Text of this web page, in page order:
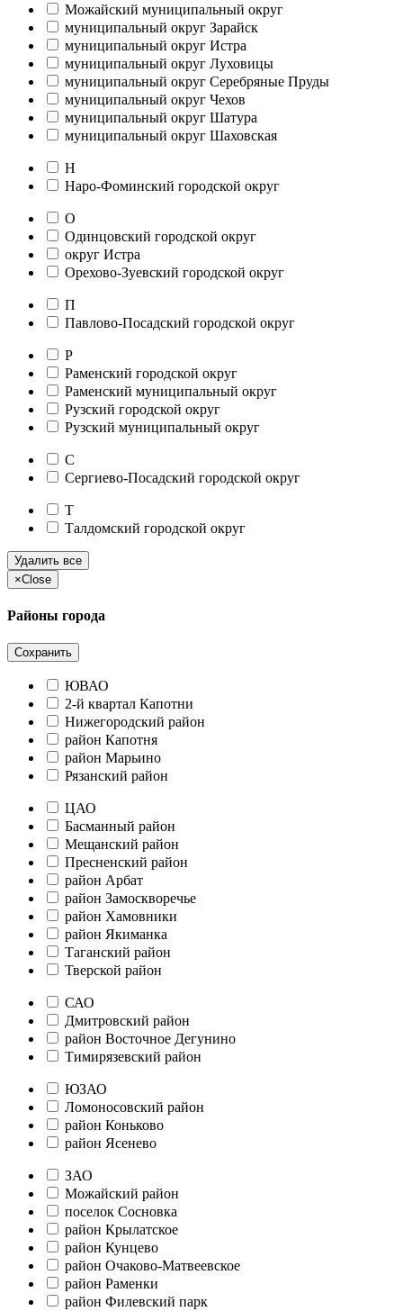
Можайский муниципальный округ
муниципальный округ Зарайск
муниципальный округ Истра
муниципальный округ Луховицы
муниципальный округ Серебряные Пруды
муниципальный округ Чехов
муниципальный округ Шатура
муниципальный округ Шаховская
Н
Наро-Фоминский городской округ
О
Одинцовский городской округ
округ Истра
Орехово-Зуевский городской округ
П
Павлово-Посадский городской округ
Р
Раменский городской округ
Раменский муниципальный округ
Рузский городской округ
Рузский муниципальный округ
С
Сергиево-Посадский городской округ
Т
Талдомский городской округ
Удалить все
×Close
Районы города
Сохранить
ЮВАО
2-й квартал Капотни
Нижегородский район
район Капотня
район Марьино
Рязанский район
ЦАО
Басманный район
Мещанский район
Пресненский район
район Арбат
район Замоскворечье
район Хамовники
район Якиманка
Таганский район
Тверской район
САО
Дмитровский район
район Восточное Дегунино
Тимирязевский район
ЮЗАО
Ломоносовский район
район Коньково
район Ясенево
ЗАО
Можайский район
поселок Сосновка
район Крылатское
район Кунцево
район Очаково-Матвеевское
район Раменки
район Филевский парк